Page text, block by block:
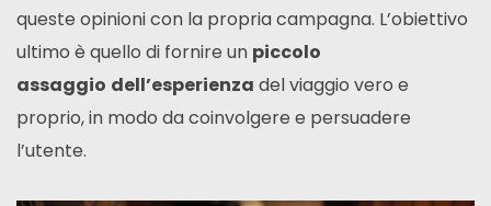
queste opinioni con la propria campagna. L’obiettivo
ultimo è quello di fornire un piccolo
assaggio dell’esperienza del viaggio vero e
proprio, in modo da coinvolgere e persuadere
l’utente.